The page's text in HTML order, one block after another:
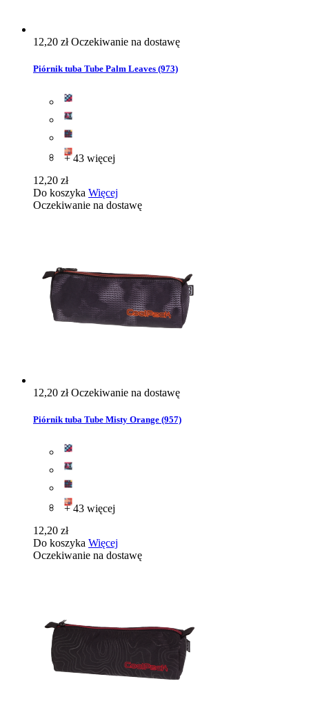
12,20 złOczekiwanie na dostawę
Piórnik tuba Tube Palm Leaves (973)
+ 43 więcej
12,20 zł
Do koszyka Więcej
Oczekiwanie na dostawę
12,20 złOczekiwanie na dostawę
Piórnik tuba Tube Misty Orange (957)
+ 43 więcej
12,20 zł
Do koszyka Więcej
Oczekiwanie na dostawę